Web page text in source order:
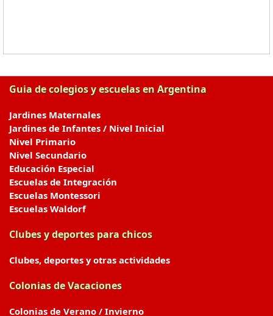
Guia de colegios y escuelas en Argentina
Jardines Maternales
Jardines de Infantes / Nivel Inicial
Nivel Primario
Nivel Secundario
Educación Especial
Escuelas de Integración
Escuelas Montessori
Escuelas Waldorf
Clubes y deportes para chicos
Clubes, deportes y otras actividades
Colonias de Vacaciones
Colonias de Verano / Invierno